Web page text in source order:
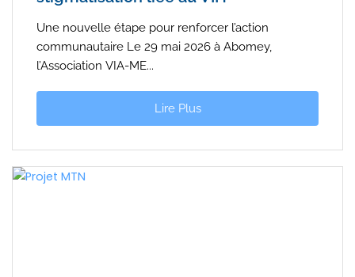
Une nouvelle étape pour renforcer l’action
communautaire Le 29 mai 2026 à Abomey,
l’Association VIA-ME...
Lire Plus